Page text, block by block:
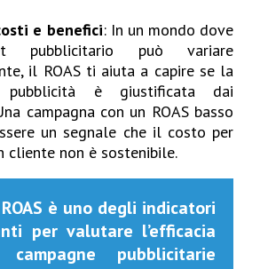
e benefici: In un mondo dove
pubblicitario può variare
il ROAS ti aiuta a capire se la
è giustificata dai
campagna con un ROAS basso
un segnale che il costo per
cliente non è sostenibile.
è uno degli indicatori
per valutare l’efficacia
pubblicitarie